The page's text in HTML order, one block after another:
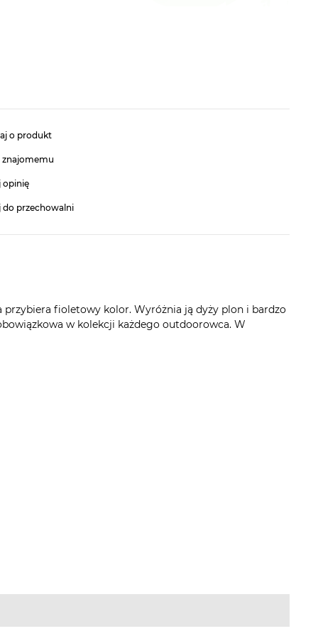
o produkt
znajomemu
opinię
do przechowalni
fioletowy kolor. Wyróżnia ją dyży plon i bardzo
w kolekcji każdego outdoorowca. W